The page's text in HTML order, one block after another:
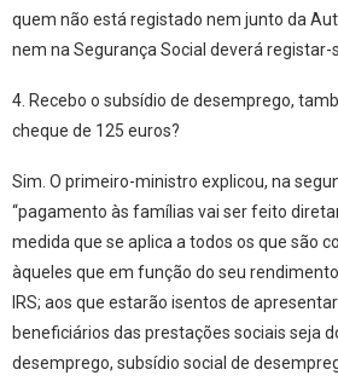
quem não está registado nem junto da
nem na Segurança Social deverá registar-
4. Recebo o subsídio de desemprego,
cheque de 125 euros?
Sim. O primeiro-ministro explicou, na
“pagamento às famílias vai ser feito
medida que se aplica a todos os que são
àqueles que em função do seu
IRS; aos que estarão isentos de
beneficiários das prestações sociais seja
desemprego, subsídio social de